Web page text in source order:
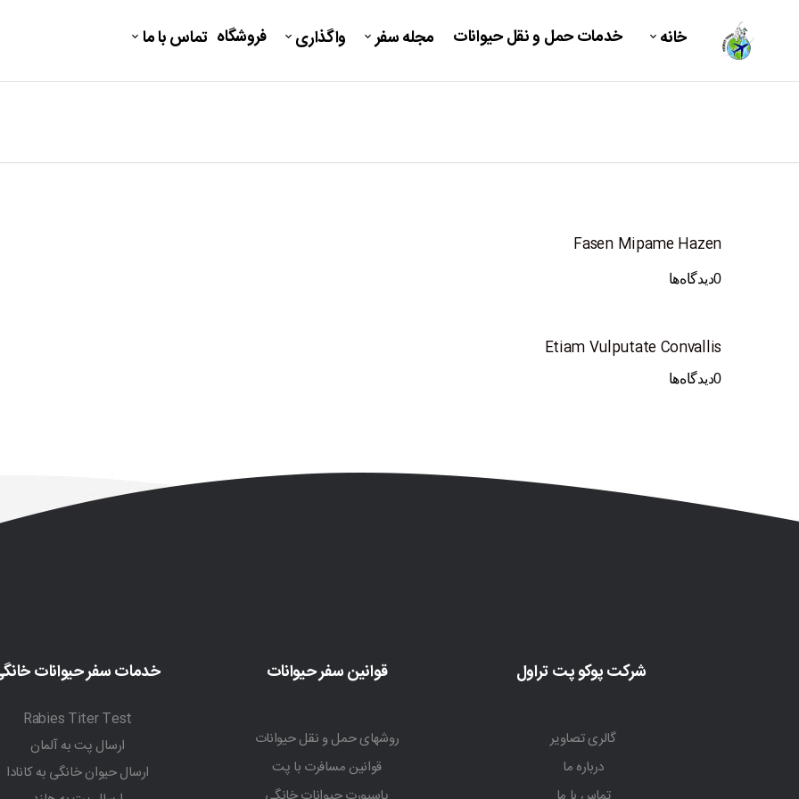
خانه خدمات حمل و نقل حیوانات مجله سفر واگذاری فروشگاه تماس با ما
Fasen Mipame Hazen
0دیدگاه‌ها
Etiam Vulputate Convallis
0دیدگاه‌ها
شرکت پوکو پت تراول
گالری تصاویر
درباره ما
قوانین سفر حیوانات
روشهای حمل و نقل حیوانات
قوانین مسافرت با پت
خدمات سفر حیوانات
Rabies Titer Test
ارسال پت به آلمان
ارسال حیوان خانگی به کانادا